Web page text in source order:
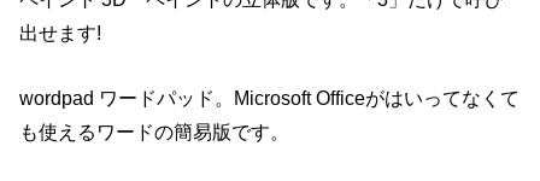
出せます!
wordpad ワードパッド。Microsoft Officeがはいってなくて
も使えるワードの簡易版です。